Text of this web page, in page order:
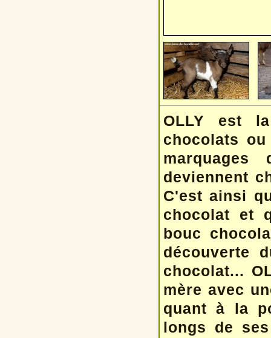
OLLY est
chocolats
deviennent
C'est ainsi
chocolat et
bouc
découverte
chocolat...
mère avec
quant à la
longs de